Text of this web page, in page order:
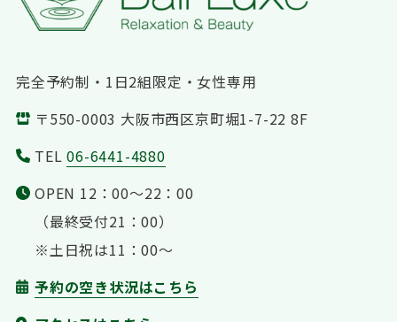
完全予約制・1日2組限定・女性専用
〒550-0003 大阪市西区京町堀1-7-22 8F
TEL06-6441-4880
OPEN 12：00〜22：00
（最終受付21：00）
※土日祝は11：00〜
予約の空き状況はこちら